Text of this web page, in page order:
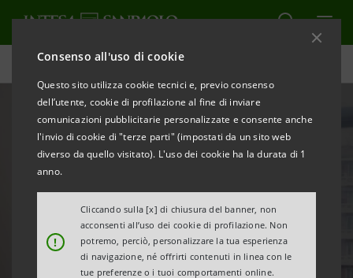
Consenso all'uso di cookie
Questo sito utilizza cookie tecnici e, previo consenso
dell’utente, cookie di profilazione al fine di inviare
comunicazioni pubblicitarie personalizzate e consente anche
l'invio di cookie di "terze parti" (impostati da un sito web
diverso da quello visitato). L'uso dei cookie ha la durata di 1
anno.
!
Cliccando sulla [x] di chiusura del banner, non
acconsenti all’uso dei cookie di profilazione. Non
potremo, perciò, personalizzare la tua esperienza
di navigazione, né offrirti contenuti in linea con le
tue preferenze o i tuoi comportamenti online.
Grattacielo Intesa Sanpaolo - Milano
Uno spazio dedicato